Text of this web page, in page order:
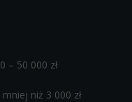
– 50 000 zł
niż 3 000 zł